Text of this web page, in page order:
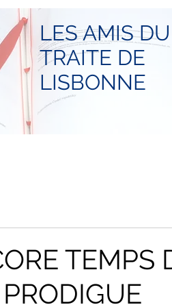
LES AMIS DU
TRAITE DE
LISBONNE
TEMPS